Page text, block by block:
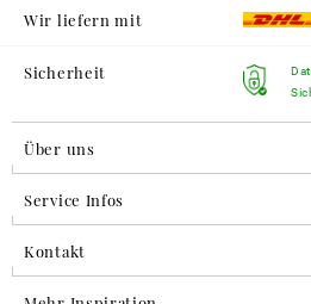
Wir liefern mit
Sicherheit
Über uns
Service Infos
Kontakt